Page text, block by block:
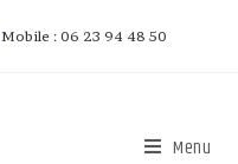
Mobile : 06 23 94 48 50
Menu